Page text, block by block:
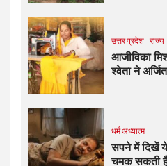
उत्तर प्रदेश राज्य
आजीविका
श्वेता ने
धर्म अध्यात्म
सपने में दिखें
चमक सकती